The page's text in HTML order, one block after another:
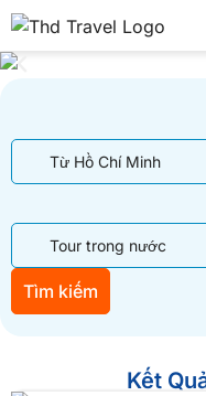
Tìm kiếm
Kết